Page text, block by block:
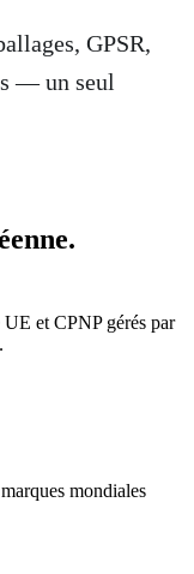
GPSR,
— un seul
UE et CPNP gérés par
mondiales